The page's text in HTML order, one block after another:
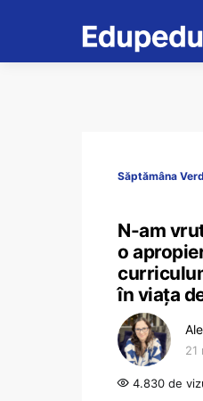
Săptămâna
N-am
o
în viața
21
4.830 de